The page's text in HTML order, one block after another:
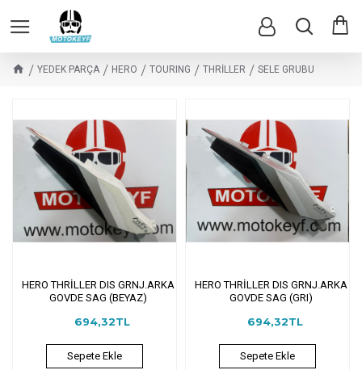
YEDEK PARÇA HERO TOURING THRİLLER SELE GRUBU
HERO THRİLLER DIS GRNJ.ARKA
GOVDE SAG (BEYAZ)
694,32TL
Sepete Ekle
HERO THRİLLER DIS GRNJ.ARKA
GOVDE SAG (GRI)
694,32TL
Sepete Ekle